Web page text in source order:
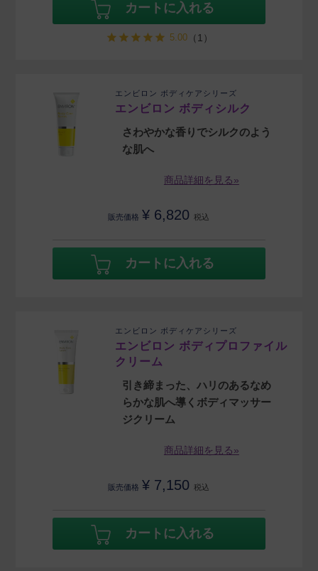
カートに入れる
5.00（1）
エンビロン ボディケアシリーズ
エンビロン ボディシルク
さわやかな香りでシルクのよう
な肌へ
商品詳細を見る»
販売価格 ¥ 6,820 税込
カートに入れる
エンビロン ボディケアシリーズ
エンビロン ボディプロファイル
クリーム
引き締まった、ハリのあるなめ
らかな肌へ導くボディマッサー
ジクリーム
商品詳細を見る»
販売価格 ¥ 7,150 税込
カートに入れる